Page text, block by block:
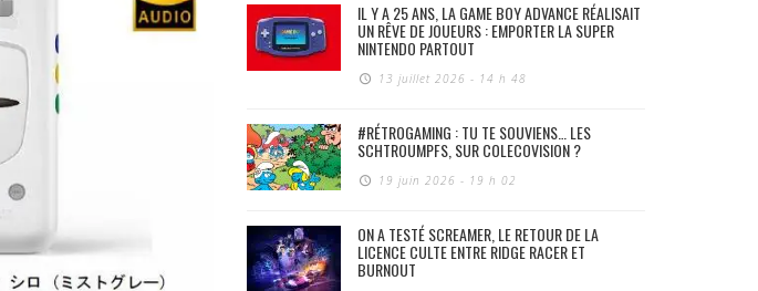
IL Y A 25 ANS, LA GAME BOY ADVANCE RÉALISAIT
UN RÊVE DE JOUEURS : EMPORTER LA SUPER
NINTENDO PARTOUT
13 juillet 2026 - 14 h 48
#RÉTROGAMING : TU TE SOUVIENS… LES
SCHTROUMPFS, SUR COLECOVISION ?
19 juin 2026 - 19 h 02
ON A TESTÉ SCREAMER, LE RETOUR DE LA
LICENCE CULTE ENTRE RIDGE RACER ET
BURNOUT